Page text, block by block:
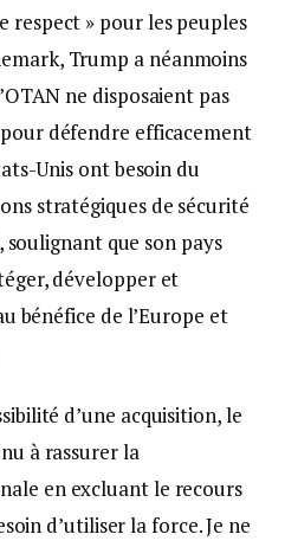
respect » pour les peuples
Trump a néanmoins
ne disposaient pas
pour défendre efficacement
Unis ont besoin du
stratégiques de sécurité
que son pays
développer et
bénéfice de l’Europe et
d’une acquisition, le
à rassurer la
en excluant le recours
d’utiliser la force. Je ne